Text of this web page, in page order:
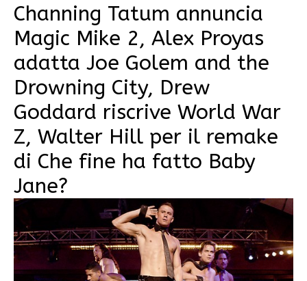
Channing Tatum annuncia
Magic Mike 2, Alex Proyas
adatta Joe Golem and the
Drowning City, Drew
Goddard riscrive World War
Z, Walter Hill per il remake
di Che fine ha fatto Baby
Jane?